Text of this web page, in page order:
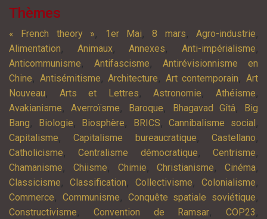
Thèmes
« French theory », 1er Mai,8 mars, Agro-industrie,
Alimentation, Animaux,Annexes,Anti-impérialisme,
Anticommunisme, Antifascisme, Antirévisionnisme en
Chine, Antisémitisme,Architecture, Art contemporain,Art
Nouveau,Arts et Lettres, Astronomie,Athéisme,
Avakianisme,Averroïsme, Baroque, Bhagavad Gîtâ,
Big
Bang, Biologie, Biosphère, BRICS,Cannibalisme social ,
Capitalisme,Capitalisme bureaucratique,Castellano,
Catholicisme,Centralisme démocratique,Centrisme,
Chamanisme, Chiisme, Chimie,Christianisme, Cinéma,
Classicisme, Classification, Collectivisme, Colonialisme,
Commerce, Communisme, Conquête spatiale soviétique,
Constructivisme, Convention de Ramsar, COP23 ,